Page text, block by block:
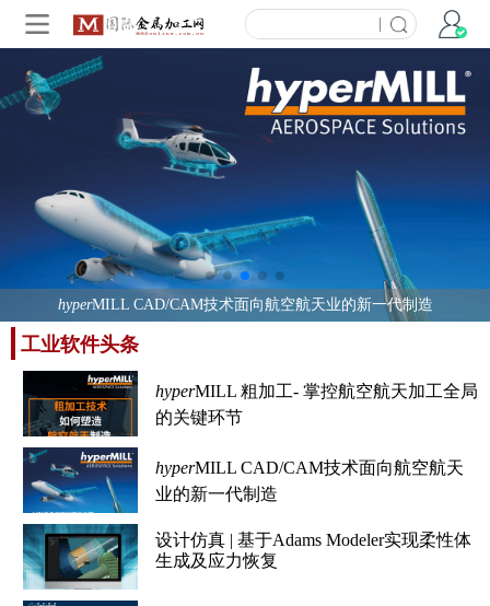
hyperMILL 2026 CAD/CAM 软件 编程更快，处理更高效
hyperMILL CAD/CAM技术面向航空航天业的新一代制造
hyper
工业软件头条
hyperMILL 粗加工- 掌控航空航天加工全局
的关键环节
hyperMILL CAD/CAM技术面向航空航天
业的新一代制造
设计仿真 | 基于Adams Modeler实现柔性体
生成及应力恢复